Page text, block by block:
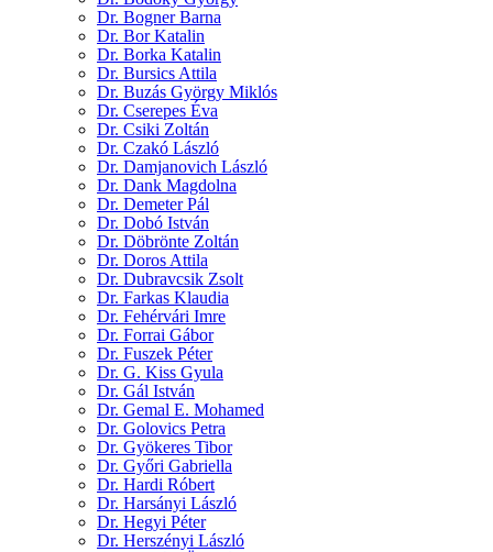
Dr. Bogner Barna
Dr. Bor Katalin
Dr. Borka Katalin
Dr. Bursics Attila
Dr. Buzás György Miklós
Dr. Cserepes Éva
Dr. Csiki Zoltán
Dr. Czakó László
Dr. Damjanovich László
Dr. Dank Magdolna
Dr. Demeter Pál
Dr. Dobó István
Dr. Döbrönte Zoltán
Dr. Doros Attila
Dr. Dubravcsik Zsolt
Dr. Farkas Klaudia
Dr. Fehérvári Imre
Dr. Forrai Gábor
Dr. Fuszek Péter
Dr. G. Kiss Gyula
Dr. Gál István
Dr. Gemal E. Mohamed
Dr. Golovics Petra
Dr. Gyökeres Tibor
Dr. Győri Gabriella
Dr. Hardi Róbert
Dr. Harsányi László
Dr. Hegyi Péter
Dr. Herszényi László